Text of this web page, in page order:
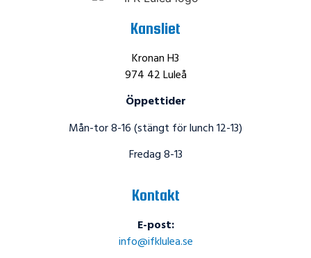
Kansliet
Kronan H3
974 42 Luleå
Öppettider
Mån-tor 8-16 (stängt för lunch 12-13)
Fredag 8-13
Kontakt
E-post:
info@ifklulea.se